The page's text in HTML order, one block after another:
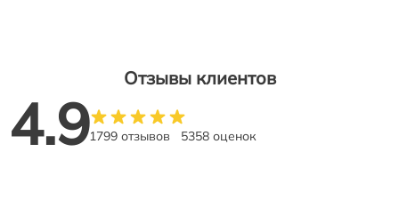
Отзывы клиентов
4.91799 отзывов 5358 оценок